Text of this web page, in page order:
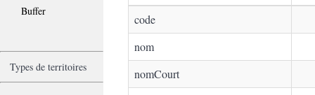
Buffer
Types de territoires
code
nom
nomCourt